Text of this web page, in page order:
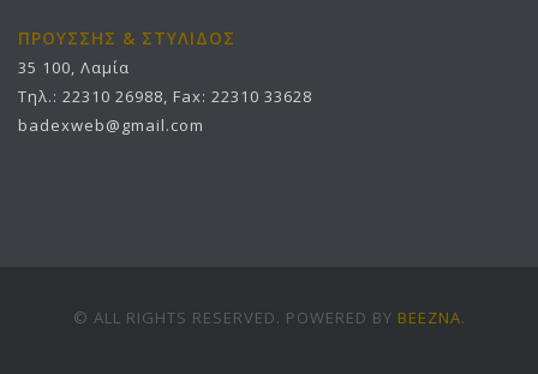
ΠΡΟΥΣΣΗΣ & ΣΤΥΛΙΔΟΣ
35 100, Λαμία
Τηλ.: 22310 26988, Fax: 22310 33628
badexweb@gmail.com
© ALL RIGHTS RESERVED. POWERED BY BEEZNA.